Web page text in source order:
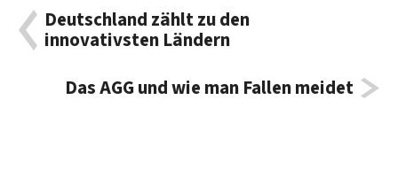
Deutschland zählt zu den
innovativsten Ländern
Das AGG und wie man Fallen meidet